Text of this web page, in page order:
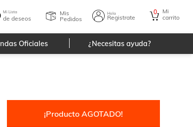
Mi Lista
de deseos
Mis
Pedidos
Hola
Registrate
0
Mi
carrito
Oficiales ¿Necesitas ayuda?
¡Producto AGOTADO!